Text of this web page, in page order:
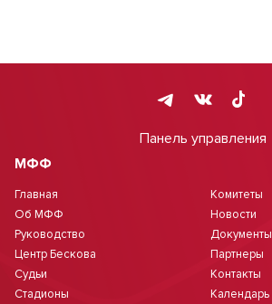
Панель управления
МФФ
Главная
Об МФФ
Руководство
Центр Бескова
Судьи
Стадионы
Комитеты
Новости
Документы
Партнеры
Контакты
Календарь